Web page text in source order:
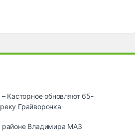
Касторное обновляют 65-
Грайворонка
районе Владимира МАЗ